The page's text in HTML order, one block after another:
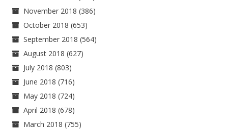
November 2018 (386)
October 2018 (653)
September 2018 (564)
August 2018 (627)
July 2018 (803)
June 2018 (716)
May 2018 (724)
April 2018 (678)
March 2018 (755)